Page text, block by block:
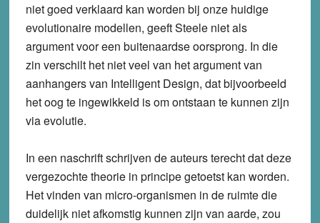
niet goed verklaard kan worden bij onze huidige
evolutionaire modellen, geeft Steele niet als
argument voor een buitenaardse oorsprong. In die
zin verschilt het niet veel van het argument van
aanhangers van Intelligent Design, dat bijvoorbeeld
het oog te ingewikkeld is om ontstaan te kunnen zijn
via evolutie.
In een naschrift schrijven de auteurs terecht dat deze
vergezochte theorie in principe getoetst kan worden.
Het vinden van micro-organismen in de ruimte die
duidelijk niet afkomstig kunnen zijn van aarde, zou